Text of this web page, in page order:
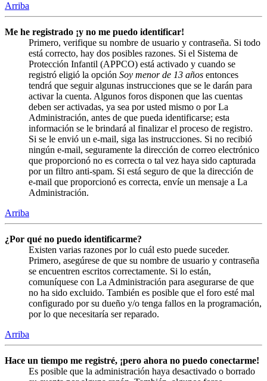
Arriba
Me he registrado ¡y no me puedo identificar!
Primero, verifique su nombre de usuario y contraseña. Si todo
está correcto, hay dos posibles razones. Si el Sistema de
Protección Infantil (APPCO) está activado y cuando se
registró eligió la opción Soy menor de 13 años entonces
tendrá que seguir algunas instrucciones que se le darán para
activar la cuenta. Algunos foros disponen que las cuentas
deben ser activadas, ya sea por usted mismo o por La
Administración, antes de que pueda identificarse; esta
información se le brindará al finalizar el proceso de registro.
Si se le envió un e-mail, siga las instrucciones. Si no recibió
ningún e-mail, seguramente la dirección de correo electrónico
que proporcionó no es correcta o tal vez haya sido capturada
por un filtro anti-spam. Si está seguro de que la dirección de
e-mail que proporcionó es correcta, envíe un mensaje a La
Administración.
Arriba
¿Por qué no puedo identificarme?
Existen varias razones por lo cuál esto puede suceder.
Primero, asegúrese de que su nombre de usuario y contraseña
se encuentren escritos correctamente. Si lo están,
comuníquese con La Administración para asegurarse de que
no ha sido excluido. También es posible que el foro esté mal
configurado por su dueño y/o tenga fallos en la programación,
por lo que necesitaría ser reparado.
Arriba
Hace un tiempo me registré, ¡pero ahora no puedo conectarme!
Es posible que la administración haya desactivado o borrado